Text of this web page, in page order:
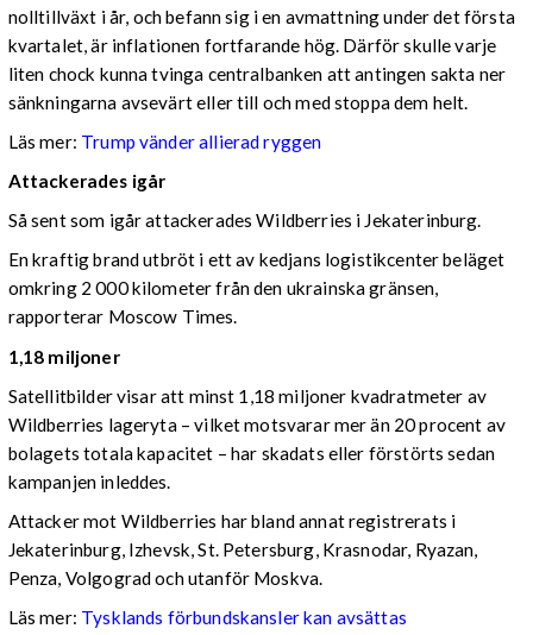
nolltillväxt i år, och befann sig i en avmattning under det första
kvartalet, är inflationen fortfarande hög. Därför skulle varje
liten chock kunna tvinga centralbanken att antingen sakta ner
sänkningarna avsevärt eller till och med stoppa dem helt.
Läs mer: Trump vänder allierad ryggen
Attackerades igår
Så sent som igår attackerades Wildberries i Jekaterinburg.
En kraftig brand utbröt i ett av kedjans logistikcenter beläget
omkring 2 000 kilometer från den ukrainska gränsen,
rapporterar Moscow Times.
1,18 miljoner
Satellitbilder visar att minst 1,18 miljoner kvadratmeter av
Wildberries lageryta – vilket motsvarar mer än 20 procent av
bolagets totala kapacitet – har skadats eller förstörts sedan
kampanjen inleddes.
Attacker mot Wildberries har bland annat registrerats i
Jekaterinburg, Izhevsk, St. Petersburg, Krasnodar, Ryazan,
Penza, Volgograd och utanför Moskva.
Läs mer: Tysklands förbundskansler kan avsättas